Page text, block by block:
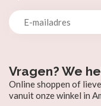
Vragen? We
Online shoppen of
vanuit onze winkel in